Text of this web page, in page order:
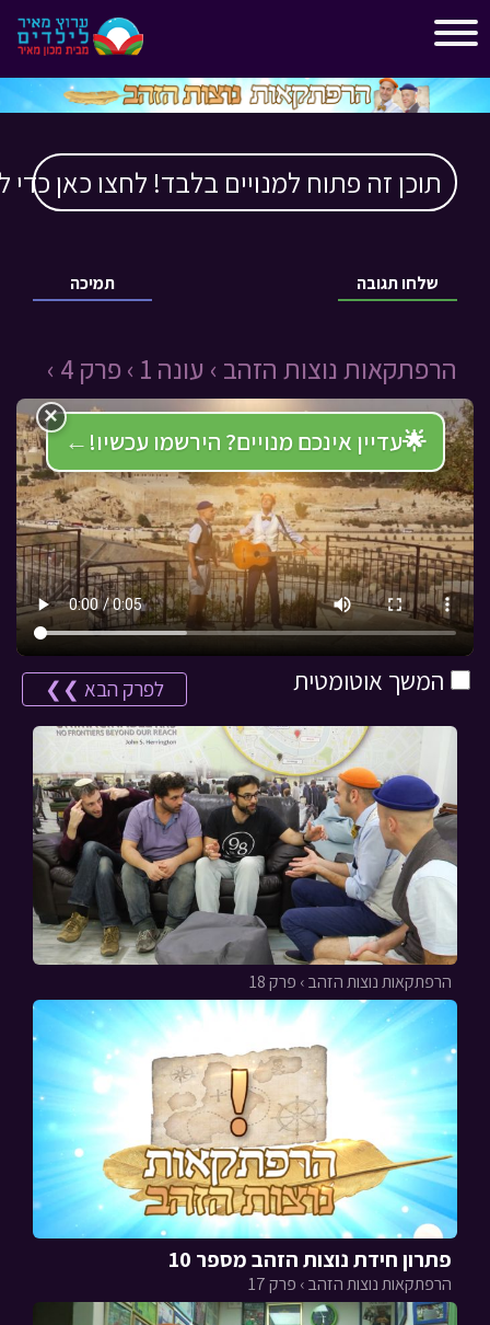
תוכן זה פתוח למנויים בלבד! לחצו כאן כדי
תמיכה שלחו תגובה
הרפתקאות נוצות הזהב › עונה 1 › פרק 4 ›
🌟עדיין אינכם מנויים? הירשמו עכשיו! ←
×
המשך אוטומטית לפרק הבא ❯❯
הרפתקאות נוצות הזהב › פרק 18
פתרון חידת נוצות הזהב מספר 10
הרפתקאות נוצות הזהב › פרק 17